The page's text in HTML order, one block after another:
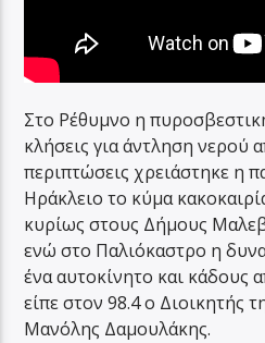
Στο Ρέθυμνο η
κλήσεις για άντληση νερού
περιπτώσεις χρειάστηκε η
Ηράκλειο το κύμα
κυρίως στους Δήμους
ενώ στο Παλιόκαστρο η
ένα αυτοκίνητο και κάδους
είπε στον 98.4 ο Διοικητής
Μανόλης Δαμουλάκης.